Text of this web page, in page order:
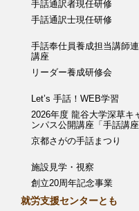
手話通訳者現任研修
手話通訳士現任研修
手話奉仕員養成担当講師
講座
リーダー養成研修会
Let’s 手話！WEB学習
2026年度 龍谷大学深草キ
ンパス公開講座「手話講座
京都さがの手話まつり
施設見学・視察
創立20周年記念事業
就労支援センターとも